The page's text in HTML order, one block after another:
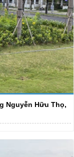
Nguyễn Hữu Thọ,